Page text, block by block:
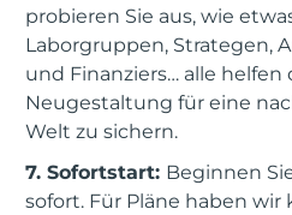
probieren Sie aus, wie
Laborgruppen, Strategen,
und Finanziers… alle
Neugestaltung für eine
Welt zu sichern.
7. Sofortstart: Beginnen
sofort. Für Pläne haben wir